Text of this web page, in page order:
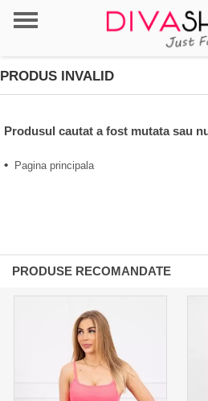
PRODUS INVALID
Produsul cautat a fost mutata sau
• Pagina principala
PRODUSE RECOMANDATE